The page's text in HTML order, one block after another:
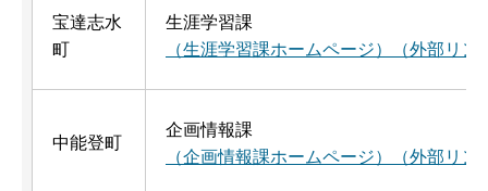
宝達志水
町
生涯学習課
（生涯学習課ホームページ）（外部リン
中能登町
企画情報課
（企画情報課ホームページ）（外部リン